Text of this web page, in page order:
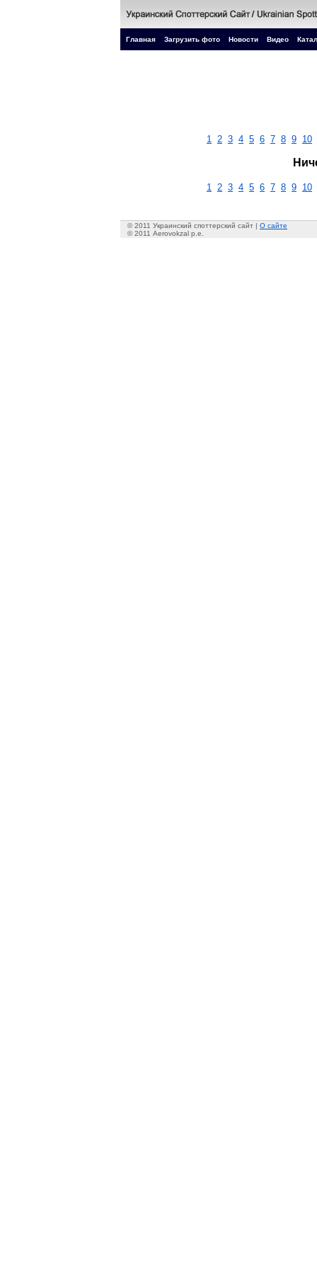
Главная Загрузить фото Новости Видео
1 2 3 4 5 6 7 8 9 10
1 2 3 4 5 6 7 8 9 10
© 2011 Украинский споттерский сайт | О сайте
© 2011 Aerovokzal p.e.